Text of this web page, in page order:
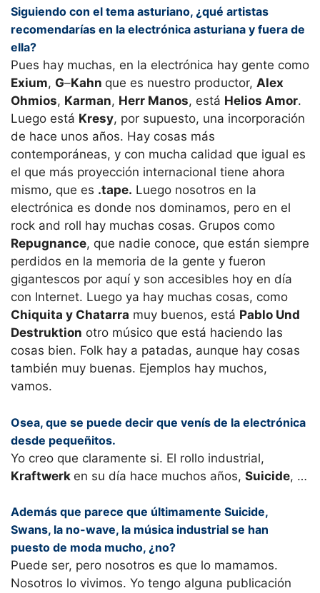
Siguiendo con el tema asturiano, ¿qué artistas
recomendarías en la electrónica asturiana y fuera de
ella?
Pues hay muchas, en la electrónica hay gente como
Exium, G–Kahn que es nuestro productor, Alex
Ohmios, Karman, Herr Manos, está Helios Amor.
Luego está Kresy, por supuesto, una incorporación
de hace unos años. Hay cosas más
contemporáneas, y con mucha calidad que igual es
el que más proyección internacional tiene ahora
mismo, que es .tape. Luego nosotros en la
electrónica es donde nos dominamos, pero en el
rock and roll hay muchas cosas. Grupos como
Repugnance, que nadie conoce, que están siempre
perdidos en la memoria de la gente y fueron
gigantescos por aquí y son accesibles hoy en día
con Internet. Luego ya hay muchas cosas, como
Chiquita y Chatarra muy buenos, está Pablo Und
Destruktion otro músico que está haciendo las
cosas bien. Folk hay a patadas, aunque hay cosas
también muy buenas. Ejemplos hay muchos,
vamos.
Osea, que se puede decir que venís de la electrónica
desde pequeñitos.
Yo creo que claramente si. El rollo industrial,
Kraftwerk en su día hace muchos años, Suicide, …
Además que parece que últimamente Suicide,
Swans, la no-wave, la música industrial se han
puesto de moda mucho, ¿no?
Puede ser, pero nosotros es que lo mamamos.
Nosotros lo vivimos. Yo tengo alguna publicación